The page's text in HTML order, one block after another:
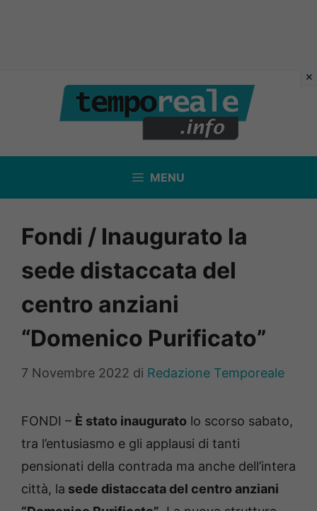
contenuto
MENU
Fondi / Inaugurato la
sede distaccata del
centro anziani
“Domenico Purificato”
7 Novembre 2022 di Redazione Temporeale
FONDI – È stato inaugurato lo scorso sabato,
tra l’entusiasmo e gli applausi di tanti
pensionati della contrada ma anche dell’intera
città, la sede distaccata del centro anziani